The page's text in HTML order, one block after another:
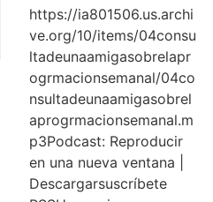
https://ia801506.us.archi
ve.org/10/items/04consu
ltadeunaamigasobrelapr
ogrmacionsemanal/04co
nsultadeunaamigasobrel
aprogrmacionsemanal.m
p3Podcast: Reproducir
en una nueva ventana |
Descargarsuscríbete